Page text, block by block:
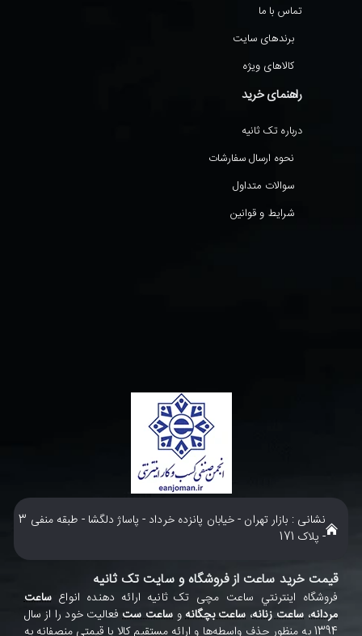
تماس با ما
برندهای سایت
کالاهای ویژه
راهنمای خرید
درباره تک ثانیه
نحوه ارسال سفارشات
سوالات متداول
شرایط و قوانین
نشانی : بازار تهران - خیابان پانزده خرداد - پاساژ دلگشا - طبقه منفی 3
- پلاک 171
قیمت خرید ساعت از فروشگاه و سایت تک ثانیه
فروشگاه اينترنتي ساعت مچی تک ثانيه ارائه دهنده انواعساعت
مردانه، ساعت زنانه، ساعت بچگانهو ساعت ستفعاليت خود را از سال
1394 به منظور حذف واسطه‌ها و ارائه مستقيم کالا با قيمتي منصفانه به